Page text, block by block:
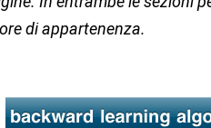
di appartenenza.